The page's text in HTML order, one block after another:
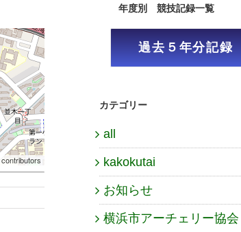
contributors
年度別 競技記録一覧
過去５年分記録
カテゴリー
all
kakokutai
お知らせ
横浜市アーチェリー協会